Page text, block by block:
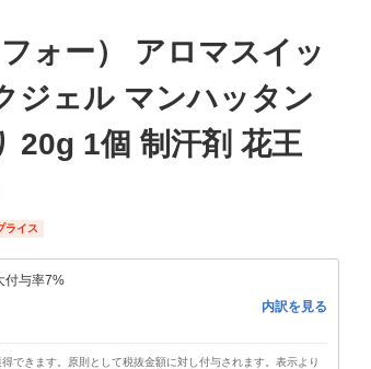
ォー） アロマスイッ
ジェル マンハッタン
20g 1個 制汗剤 花王
ライス
付与率7%
内訳を見る
できます。原則として税抜金額に対し付与されます。表示より